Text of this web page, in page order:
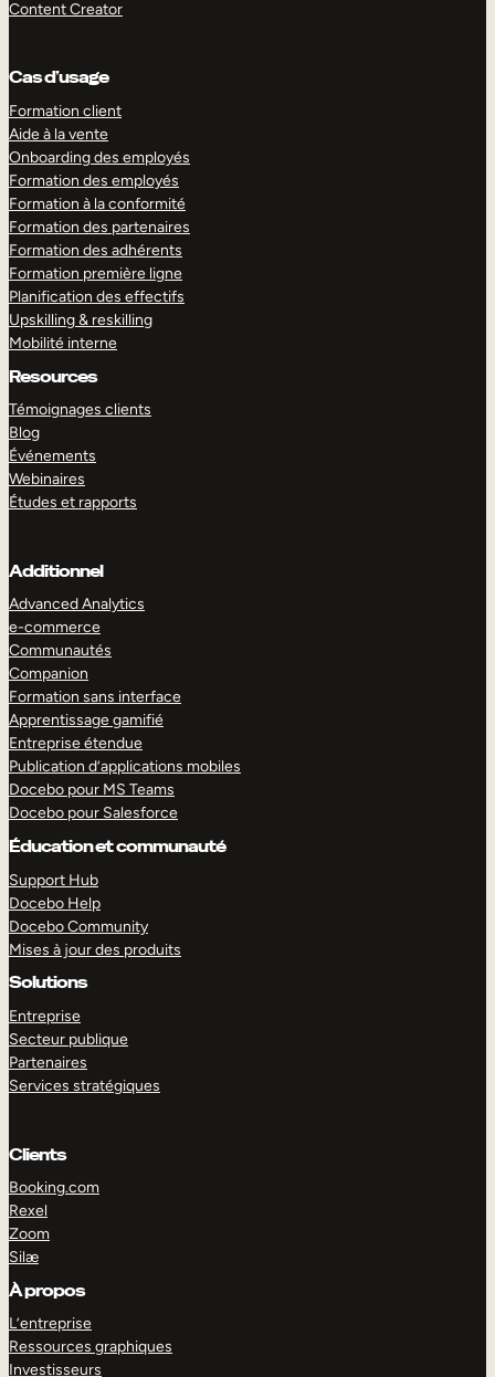
Content Creator
Cas d’usage
Formation client
Aide à la vente
Onboarding des employés
Formation des employés
Formation à la conformité
Formation des partenaires
Formation des adhérents
Formation première ligne
Planification des effectifs
Upskilling & reskilling
Mobilité interne
Resources
Témoignages clients
Blog
Événements
Webinaires
Études et rapports
Additionnel
Advanced Analytics
e-commerce
Communautés
Companion
Formation sans interface
Apprentissage gamifié
Entreprise étendue
Publication d’applications mobiles
Docebo pour MS Teams
Docebo pour Salesforce
Éducation et communauté
Support Hub
Docebo Help
Docebo Community
Mises à jour des produits
Solutions
Entreprise
Secteur publique
Partenaires
Services stratégiques
Clients
Booking.com
Rexel
Zoom
Silæ
À propos
L’entreprise
Ressources graphiques
Investisseurs